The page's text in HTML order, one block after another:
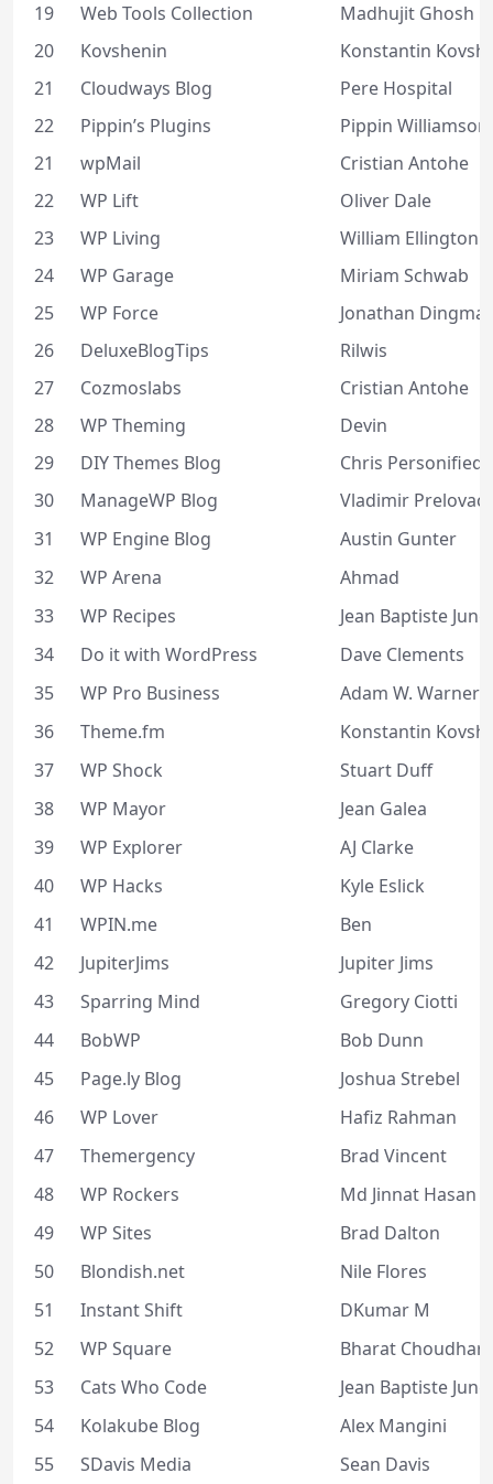
19
Web Tools Collection
Madhujit Ghosh
20
Kovshenin
Konstantin
21
Cloudways Blog
Pere Hospital
22
Pippin’s Plugins
Pippin Williamson
21
wpMail
Cristian Antohe
22
WP Lift
Oliver Dale
23
WP Living
William Ellington
24
WP Garage
Miriam Schwab
25
WP Force
Jonathan
26
DeluxeBlogTips
Rilwis
27
Cozmoslabs
Cristian Antohe
28
WP Theming
Devin
29
DIY Themes Blog
Chris Personified
30
ManageWP Blog
Vladimir Prelovac
31
WP Engine Blog
Austin Gunter
32
WP Arena
Ahmad
33
WP Recipes
Jean Baptiste Jung
34
Do it with WordPress
Dave Clements
35
WP Pro Business
Adam W. Warner
36
Theme.fm
Konstantin
37
WP Shock
Stuart Duff
38
WP Mayor
Jean Galea
39
WP Explorer
AJ Clarke
40
WP Hacks
Kyle Eslick
41
WPIN.me
Ben
42
JupiterJims
Jupiter Jims
43
Sparring Mind
Gregory Ciotti
44
BobWP
Bob Dunn
45
Page.ly Blog
Joshua Strebel
46
WP Lover
Hafiz Rahman
47
Themergency
Brad Vincent
48
WP Rockers
Md Jinnat Hasan
49
WP Sites
Brad Dalton
50
Blondish.net
Nile Flores
51
Instant Shift
DKumar M
52
WP Square
Bharat Choudhary
53
Cats Who Code
Jean Baptiste Jung
54
Kolakube Blog
Alex Mangini
55
SDavis Media Sean Davis